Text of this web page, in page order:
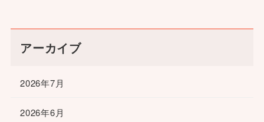
アーカイブ
2026年7月
2026年6月